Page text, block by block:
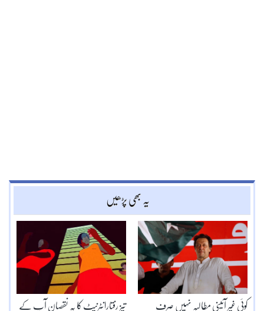
یہ بھی پڑھیں
تیز رفتارانٹرنیٹ کا یہ نقصان آپ کے کوئی غیر آئینی مطالبہ نہیں صرف